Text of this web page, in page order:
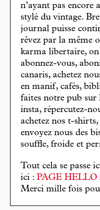
n’ayant pas encore
stylé du vintage.
journal puisse
rêvez par la même
karma libertaire, on
abonnez-vous,
canaris, achetez
en manif, cafés,
faites notre pub sur
insta, répercutez-
achetez nos t-
envoyez nous des
souffle, froide et
Tout cela se passe
ici : PAGE HELLO
Merci mille fois